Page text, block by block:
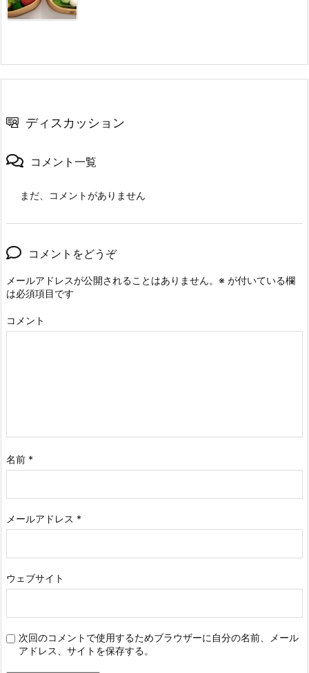
ディスカッション
コメント一覧
まだ、コメントがありません
コメントをどうぞ
メールアドレスが公開されることはありません。 ※ が付いている欄
は必須項目です
コメント
名前 *
メールアドレス *
ウェブサイト
次回のコメントで使用するためブラウザーに自分の名前、メール
アドレス、サイトを保存する。